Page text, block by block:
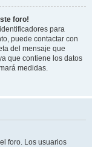
foro!
para
puede contactar con
del mensaje que
que contiene los datos
medidas.
foro. Los usuarios